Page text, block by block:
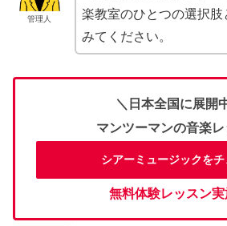
管理人
楽教室のひとつの選択
みてください。
＼日本全国に展開
マンツーマンの音楽
シアーミュージックをチ
無料体験レッスン実